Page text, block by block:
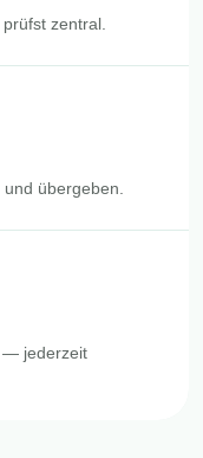
zentral.
übergeben.
— jederzeit